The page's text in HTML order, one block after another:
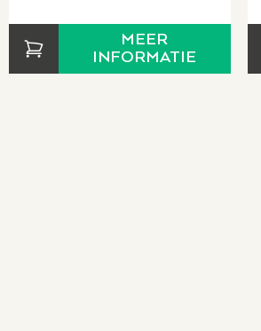
MEER
INFORMATIE